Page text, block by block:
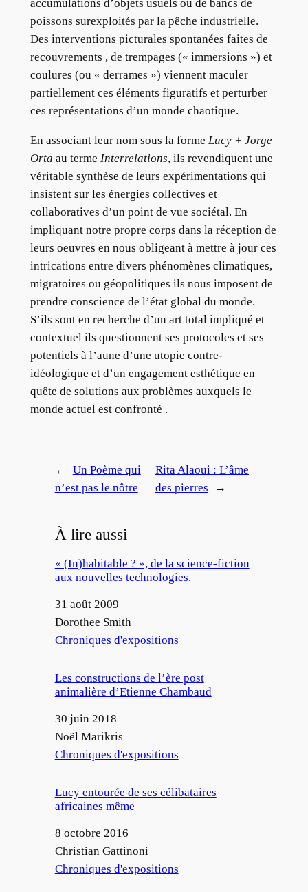
accumulations d’objets usuels ou de bancs de
poissons surexploités par la pêche industrielle.
Des interventions picturales spontanées faites de
recouvrements , de trempages (« immersions ») et
coulures (ou « derrames ») viennent maculer
partiellement ces éléments figuratifs et perturber
ces représentations d’un monde chaotique.
En associant leur nom sous la forme Lucy + Jorge
Orta au terme Interrelations, ils revendiquent une
véritable synthèse de leurs expérimentations qui
insistent sur les énergies collectives et
collaboratives d’un point de vue sociétal. En
impliquant notre propre corps dans la réception de
leurs oeuvres en nous obligeant à mettre à jour ces
intrications entre divers phénomènes climatiques,
migratoires ou géopolitiques ils nous imposent de
prendre conscience de l’état global du monde.
S’ils sont en recherche d’un art total impliqué et
contextuel ils questionnent ses protocoles et ses
potentiels à l’aune d’une utopie contre-
idéologique et d’un engagement esthétique en
quête de solutions aux problèmes auxquels le
monde actuel est confronté .
←
Un Poème qui
n’est pas le nôtre
Rita Alaoui : L’âme
des pierres
→
À lire aussi
« (In)habitable ? », de la science-fiction
aux nouvelles technologies.
Date
31 août 2009
Auteur
Dorothee Smith
Par rapport à
Chroniques d'expositions
Les constructions de l’ère post
animalière d’Etienne Chambaud
Date
30 juin 2018
Auteur
Noël Marikris
Par rapport à
Chroniques d'expositions
Lucy entourée de ses célibataires
africaines même
Date
8 octobre 2016
Auteur
Christian Gattinoni
Par rapport à
Chroniques d'expositions